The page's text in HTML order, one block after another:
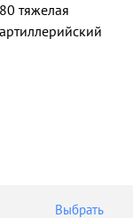
тяжелая
Выбрать